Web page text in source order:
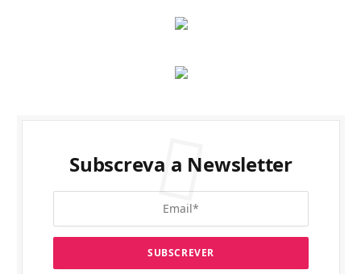
Subscreva a Newsletter